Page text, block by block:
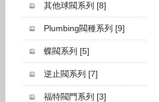
其他球閥系列 [8]
Plumbing閥種系列 [9]
蝶閥系列 [5]
逆止閥系列 [7]
福特閥門系列 [3]